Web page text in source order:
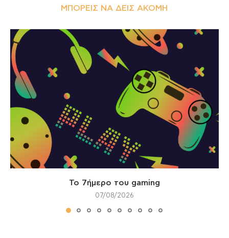
ΜΠΟΡΕΊΣ ΝΑ ΔΕΙΣ ΑΚΌΜΗ
Το 7ήμερο του gaming
07/08/2026